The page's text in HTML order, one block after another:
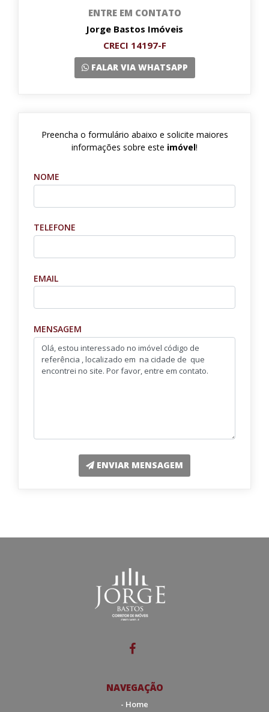
ENTRE EM CONTATO
Jorge Bastos Imóveis
CRECI 14197-F
FALAR VIA WHATSAPP
Preencha o formulário abaixo e solicite maiores
informações sobre este imóvel!
NOME
TELEFONE
EMAIL
MENSAGEM
ENVIAR MENSAGEM
NAVEGAÇÃO
- Home